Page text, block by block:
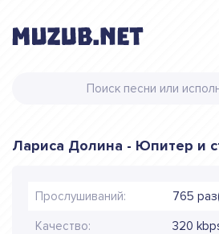
Лариса Долина - Юпитер и
Прослушиваний: 765
Качество: 320